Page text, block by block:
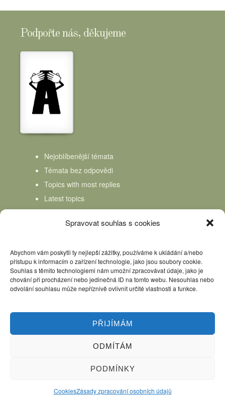
Spravovat souhlas s cookies
Abychom vám poskytli ty nejlepší zážitky, používáme k ukládání a/nebo
přístupu k informacím o zařízení technologie, jako jsou soubory cookie.
Souhlas s těmito technologiemi nám umožní zpracovávat údaje, jako je
chování při procházení nebo jedinečná ID na tomto webu. Nesouhlas nebo
odvolání souhlasu může nepříznivě ovlivnit určité vlastnosti a funkce.
PŘIJÍMÁM
ODMÍTÁM
PODMÍNKY
CookiesZásady zpracování osobních údajů
Podpořte nás, děkujeme
Nejoblíbenější témata
Témata bez odpovědi
Topics with most replies
Latest topics
Topics Freshness
Kniha Domácí mlékař Nápověda